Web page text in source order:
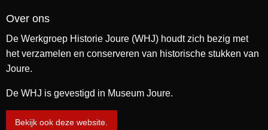
Over ons
De Werkgroep Historie Joure (WHJ) houdt zich bezig met
het verzamelen en conserveren van historische stukken van
Joure.
De WHJ is gevestigd in Museum Joure.
Bekijk ook deze website.